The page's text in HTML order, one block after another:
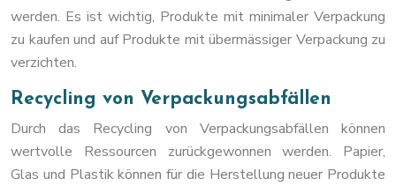
werden. Es ist wichtig, Produkte mit minimaler Verpackung
zu kaufen und auf Produkte mit übermässiger Verpackung zu
verzichten.
Recycling von Verpackungsabfällen
Durch das Recycling von Verpackungsabfällen können
wertvolle Ressourcen zurückgewonnen werden. Papier,
Glas und Plastik können für die Herstellung neuer Produkte